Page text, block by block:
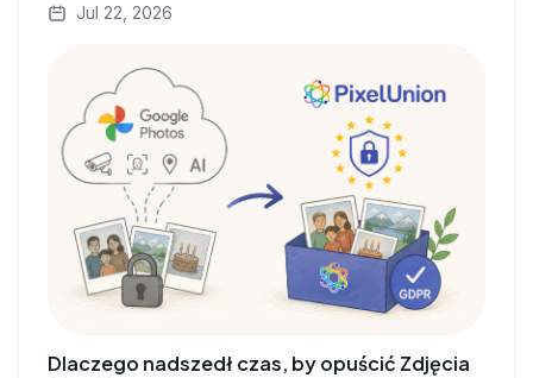
Jul 22, 2026
Dlaczego nadszedł czas, by opuścić Zdjęcia